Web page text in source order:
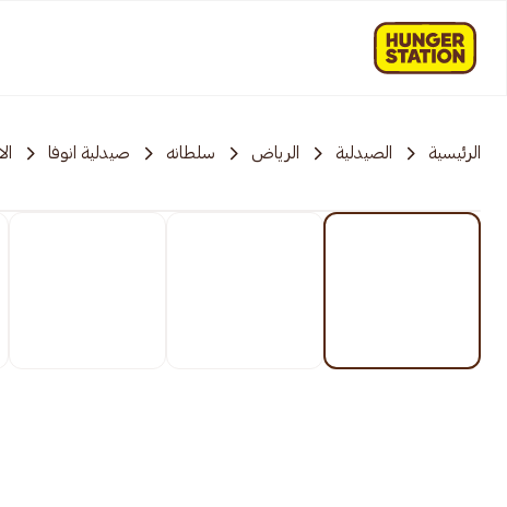
الرئيسية الصيدلية الرياض سلطانه صيدلية انوفا